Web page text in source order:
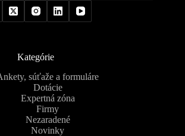
Kategórie
súťaže a formuláre
Dotácie
Expertná zóna
Firmy
Nezaradené
Novinky